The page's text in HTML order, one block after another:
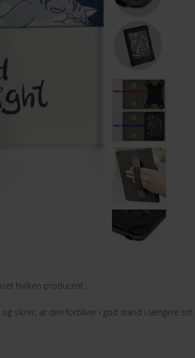
hvilken producent.
sikrer, at den forbliver i god stand i længere tid.